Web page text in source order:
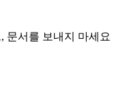
문서를 보내지 마세요